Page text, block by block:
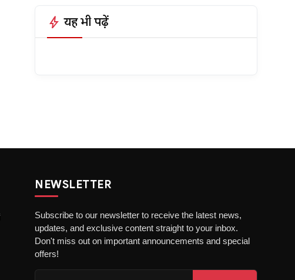
bolt यह भी पढ़ें
NEWSLETTER
Subscribe to our newsletter to receive the latest news,
updates, and exclusive content straight to your inbox.
Don't miss out on important announcements and special
offers!